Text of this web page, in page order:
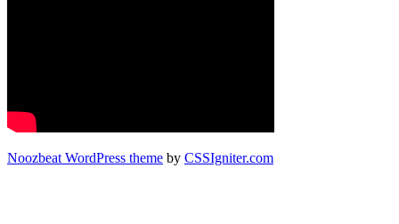
Noozbeat WordPress theme by CSSIgniter.com